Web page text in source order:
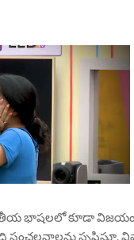
భాషలలో కూడా విజయం
సంచలనాలను